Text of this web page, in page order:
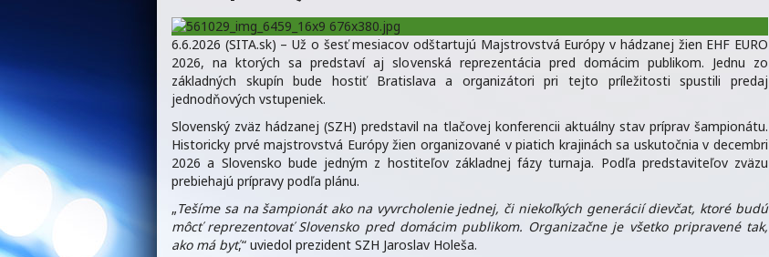
6.6.2026 (SITA.sk) – Už o šesť mesiacov odštartujú Majstrovstvá Európy v hádzanej žien EHF EURO
2026, na ktorých sa predstaví aj slovenská reprezentácia pred domácim publikom. Jednu zo
základných skupín bude hostiť Bratislava a organizátori pri tejto príležitosti spustili predaj
jednodňových vstupeniek.
Slovenský zväz hádzanej (SZH) predstavil na tlačovej konferencii aktuálny stav príprav šampionátu.
Historicky prvé majstrovstvá Európy žien organizované v piatich krajinách sa uskutočnia v decembri
2026 a Slovensko bude jedným z hostiteľov základnej fázy turnaja. Podľa predstaviteľov zväzu
prebiehajú prípravy podľa plánu.
„Tešíme sa na šampionát ako na vyvrcholenie jednej, či niekoľkých generácií dievčat, ktoré budú
môcť reprezentovať Slovensko pred domácim publikom. Organizačne je všetko pripravené tak,
ako má byť,“ uviedol prezident SZH Jaroslav Holeša.